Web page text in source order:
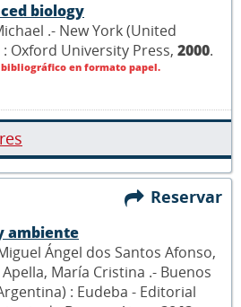
biology
.- New York (United
: Oxford University Press, 2000.
en formato papel.
Reservar
ambiente
Ángel dos Santos Afonso,
María Cristina .- Buenos
: Eudeba - Editorial